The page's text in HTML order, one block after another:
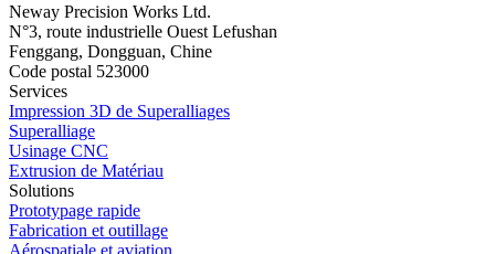
Neway Precision Works Ltd.
N°3, route industrielle Ouest Lefushan
Fenggang, Dongguan, Chine
Code postal 523000
Services
Impression 3D de Superalliages
Superalliage
Usinage CNC
Extrusion de Matériau
Solutions
Prototypage rapide
Fabrication et outillage
Aérospatiale et aviation